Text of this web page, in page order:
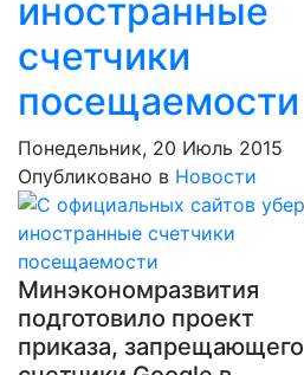
иностранные
счетчики
посещаемости
Понедельник, 20 Июль 2015
Опубликовано в Новости
Минэкономразвития
подготовило проект
приказа, запрещающего